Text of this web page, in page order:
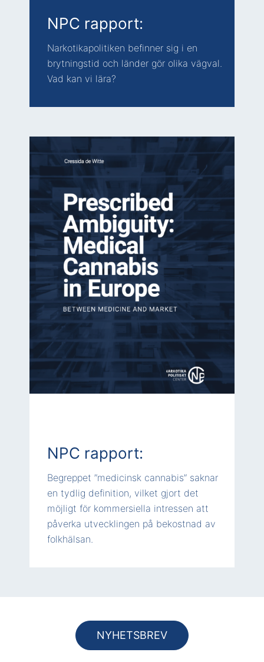
NPC rapport:
Narkotikapolitiken befinner sig i en
brytningstid och länder gör olika vägval.
Vad kan vi lära?
NPC rapport:
Begreppet ”medicinsk cannabis” saknar
en tydlig definition, vilket gjort det
möjligt för kommersiella intressen att
påverka utvecklingen på bekostnad av
folkhälsan.
NYHETSBREV